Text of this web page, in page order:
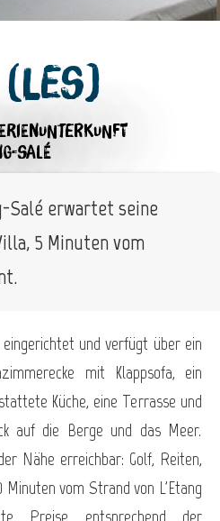
SALÉ
Salé erwartet seine
5 Minuten vom
und verfügt über ein
mit Klappsofa, ein
Küche, eine Terrasse und
auf die Berge und das Meer.
Nähe erreichbar: Golf, Reiten,
Minuten vom Strand von L'Etang
Preise entsprechend der